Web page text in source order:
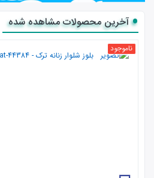
آخرین محصولات مشاهده شده
ناموجود